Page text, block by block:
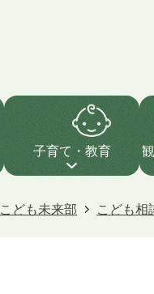
子育て・教育
こども未来部 こども相